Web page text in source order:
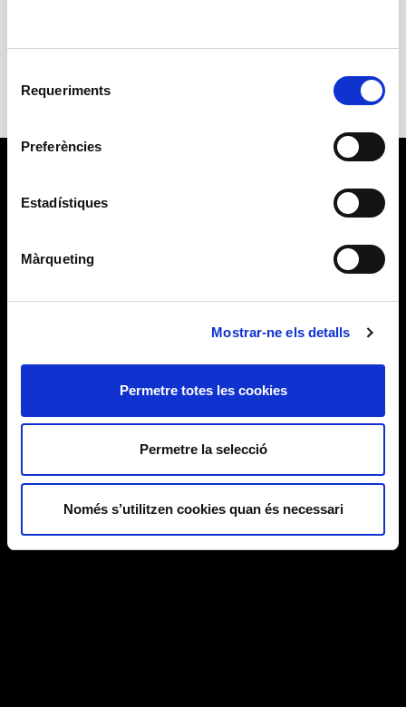
Requeriments
Preferències
Estadístiques
Màrqueting
Mostrar-ne els detalls
Permetre totes les cookies
Permetre la selecció
Només s’utilitzen cookies quan és necessari